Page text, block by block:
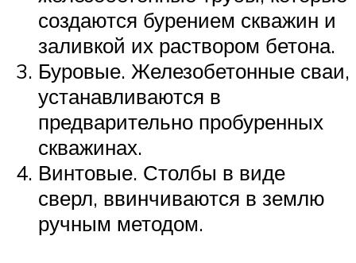
создаются бурением скважин и
заливкой их раствором бетона.
Буровые. Железобетонные сваи,
устанавливаются в
предварительно пробуренных
скважинах.
Винтовые. Столбы в виде
сверл, ввинчиваются в землю
ручным методом.